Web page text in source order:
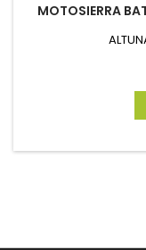
MOTOSIERRA